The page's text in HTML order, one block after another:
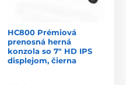
HC800 Prémiová
prenosná herná
konzola so 7" HD IPS
displejom, čierna